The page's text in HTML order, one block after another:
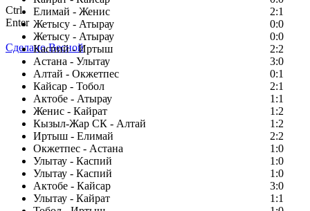
Елимай - Женис
2:1
Жетысу - Атырау
0:0
Жетысу - Атырау
0:0
Каспий - Иртыш
2:2
Астана - Улытау
3:0
Алтай - Окжетпес
0:1
Кайсар - Тобол
2:1
Актобе - Атырау
1:1
Женис - Кайрат
1:2
Кызыл-Жар СК - Алтай
1:2
Иртыш - Елимай
2:2
Окжетпес - Астана
1:0
Улытау - Каспий
1:0
Улытау - Каспий
1:0
Актобе - Кайсар
3:0
Улытау - Кайрат
1:1
Ctrl
Enter
Сделано Весной